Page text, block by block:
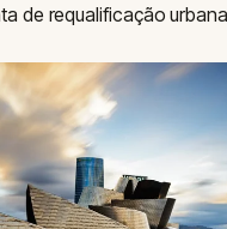
de requalificação